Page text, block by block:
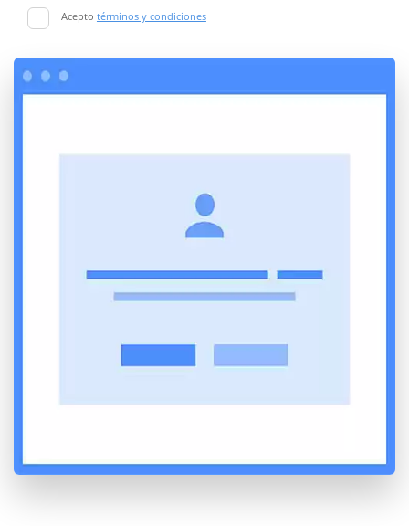
Acepto términos y condiciones